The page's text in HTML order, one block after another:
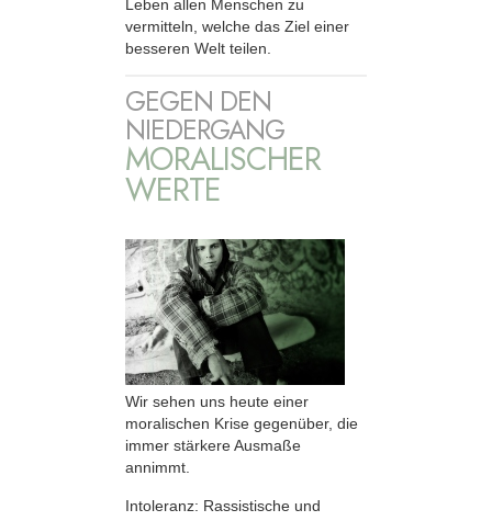
Leben allen Menschen zu
vermitteln, welche das Ziel einer
besseren Welt teilen.
GEGEN DEN
NIEDERGANG
MORALISCHER
WERTE
Wir sehen uns heute einer
moralischen Krise gegenüber, die
immer stärkere Ausmaße
annimmt.
Intoleranz: Rassistische und